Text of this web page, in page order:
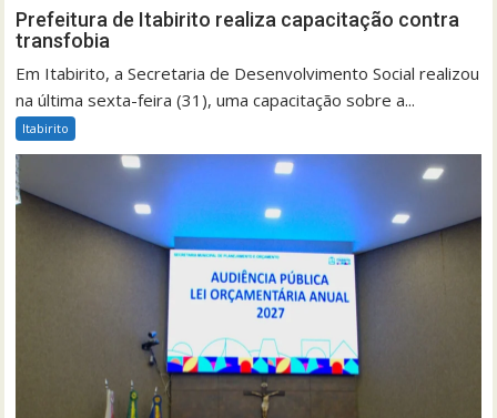
Prefeitura de Itabirito realiza capacitação contra
transfobia
Em Itabirito, a Secretaria de Desenvolvimento Social realizou
na última sexta-feira (31), uma capacitação sobre a...
Itabirito